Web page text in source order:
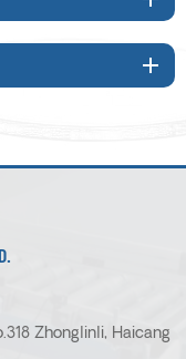
Zhonglinli, Haicang